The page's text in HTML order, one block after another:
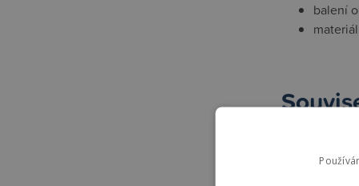
balení
High-